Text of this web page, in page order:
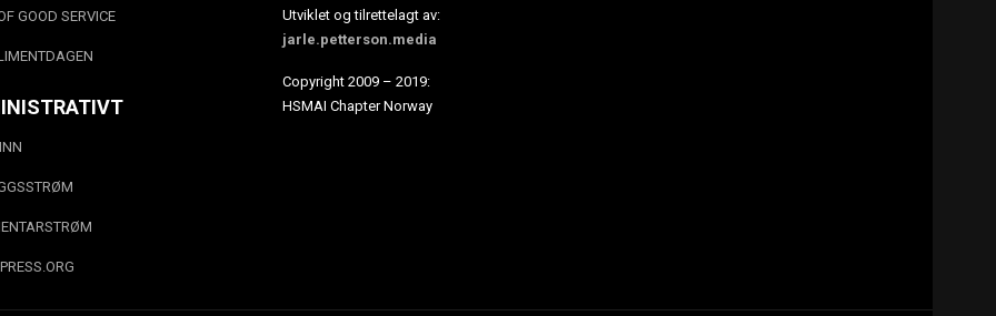
GOOD SERVICE
Utviklet og tilrettelagt av:
jarle.petterson.media
Copyright 2009 – 2019:
HSMAI Chapter Norway